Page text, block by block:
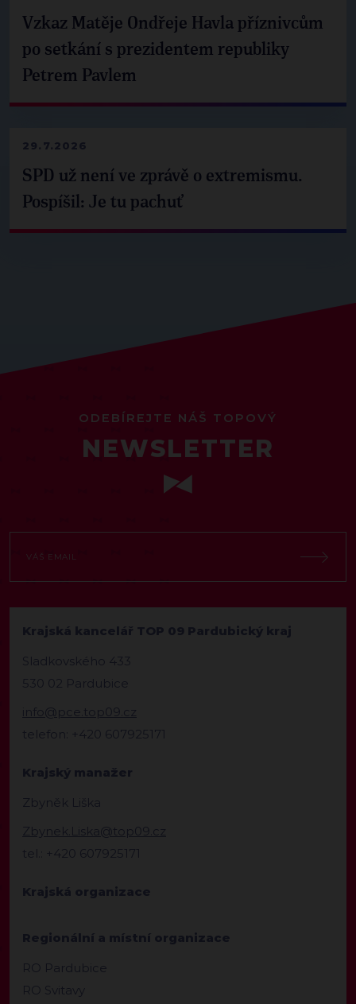
Vzkaz Matěje Ondřeje Havla příznivcům
po setkání s prezidentem republiky
Petrem Pavlem
29.7.2026
SPD už není ve zprávě o extremismu.
Pospíšil: Je tu pachuť
ODEBÍREJTE NÁŠ TOPOVÝ
NEWSLETTER
Krajská kancelář TOP 09 Pardubický kraj
Sladkovského 433
530 02 Pardubice
info@pce.top09.cz
telefon: +420 607925171
Krajský manažer
Zbyněk Liška
Zbynek.Liska@top09.cz
tel.: +420 607925171
Krajská organizace
Regionální a místní organizace
RO Pardubice
RO Svitavy